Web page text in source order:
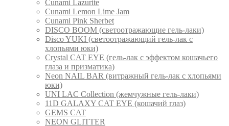
Cunami Lazurite
Cunami Lemon Lime Jam
Cunami Pink Sherbet
DISCO BOOM (светоотражающие гель-лаки)
Disco YUKI (светоотражающий гель-лак с
хлопьями юки)
Crystal CAT EYE (гель-лак с эффектом кошачьего
глаза и призматика)
Neon NAIL BAR (витражный гель-лак с хлопьями
юки)
UNI LAC Collection (жемчужные гель-лаки)
11D GALAXY CAT EYE (кошачий глаз)
GEMS CAT
NEON GLITTER